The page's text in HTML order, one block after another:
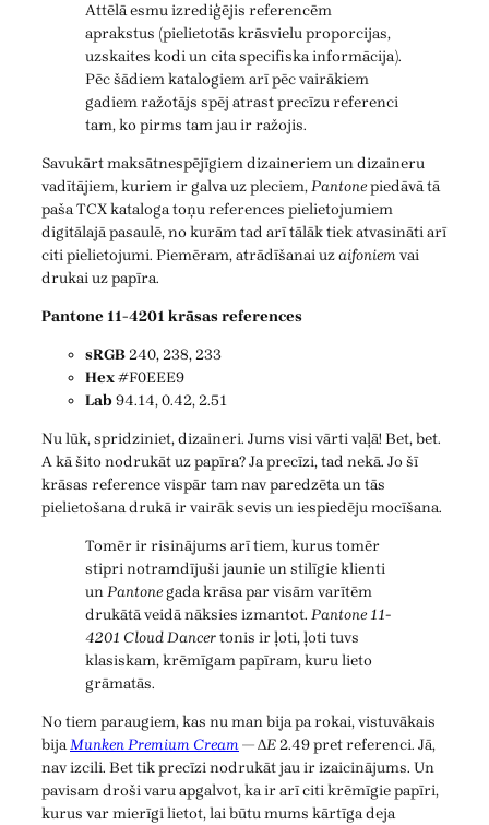
Attēlā esmu izrediģējis referencēm
aprakstus (pielietotās krāsvielu proporcijas,
uzskaites kodi un cita specifiska informācija).
Pēc šādiem katalogiem arī pēc vairākiem
gadiem ražotājs spēj atrast precīzu referenci
tam, ko pirms tam jau ir ražojis.
Savukārt maksātnespējīgiem dizaineriem un dizaineru
vadītājiem, kuriem ir galva uz pleciem,Pantonepiedāvā tā
paša TCX kataloga toņu references pielietojumiem
digitālajā pasaulē, no kurām tad arī tālāk tiek atvasināti arī
citi pielietojumi. Piemēram, atrādīšanai uzaifoniemvai
drukai uz papīra.
Pantone 11-4201 krāsas references
sRGB240, 238, 233
Hex#F0EEE9
Lab94.14, 0.42, 2.51
Nu lūk, spridziniet, dizaineri. Jums visi vārti vaļā! Bet, bet.
A kā šito nodrukāt uz papīra? Ja precīzi, tad nekā. Jo šī
krāsas reference vispār tam nav paredzēta un tās
pielietošana drukā ir vairāk sevis un iespiedēju mocīšana.
Tomēr ir risinājums arī tiem, kurus tomēr
stipri notramdījuši jaunie un stilīgie klienti
unPantonegada krāsa par visām varītēm
drukātā veidā nāksies izmantot. Pantone 11-
4201 Cloud Dancertonis ir ļoti, ļoti tuvs
klasiskam, krēmīgam papīram, kuru lieto
grāmatās.
No tiem paraugiem, kas nu man bija pa rokai, vistuvākais
bijaMunken Premium Cream— ΔE2.49 pret referenci. Jā,
nav izcili. Bet tik precīzi nodrukāt jau ir izaicinājums. Un
pavisam droši varu apgalvot, ka ir arī citi krēmīgie papīri,
kurus var mierīgi lietot, lai būtu mums kārtīga deja